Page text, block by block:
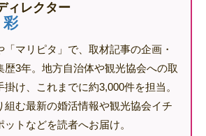
ィレクター
彩
「マリピタ」で、取材記事の企画・
歴3年。地方自治体や観光協会への取
け、これまでに約3,000件を担当。
組む最新の婚活情報や観光協会イチ
トなどを読者へお届け。